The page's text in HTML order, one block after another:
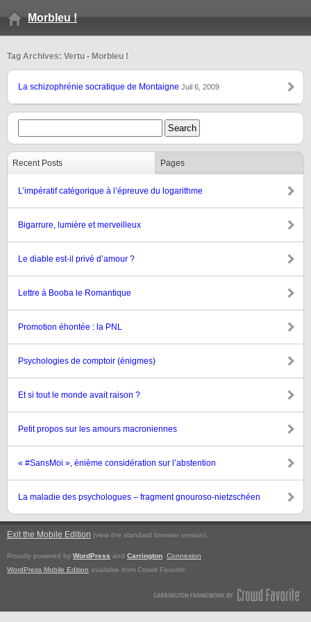
Morbleu !
Tag Archives: Vertu - Morbleu !
La schizophrénie socratique de Montaigne Juil 6, 2009
Recent Posts Pages
L’impératif catégorique à l’épreuve du logarithme
Bigarrure, lumière et merveilleux
Le diable est-il privé d’amour ?
Lettre à Booba le Romantique
Promotion éhontée : la PNL
Psychologies de comptoir (énigmes)
Et si tout le monde avait raison ?
Petit propos sur les amours macroniennes
« #SansMoi », énième considération sur l’abstention
La maladie des psychologues – fragment gnouroso-nietzschéen
Exit the Mobile Edition (view the standard browser version).
Proudly powered by WordPress and Carrington Connexion
WordPress Mobile Edition available from Crowd Favorite.